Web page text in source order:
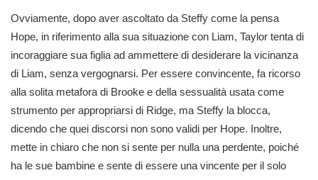
Ovviamente, dopo aver ascoltato da Steffy come la pensa
Hope, in riferimento alla sua situazione con Liam, Taylor tenta di
incoraggiare sua figlia ad ammettere di desiderare la vicinanza
di Liam, senza vergognarsi. Per essere convincente, fa ricorso
alla solita metafora di Brooke e della sessualità usata come
strumento per appropriarsi di Ridge, ma Steffy la blocca,
dicendo che quei discorsi non sono validi per Hope. Inoltre,
mette in chiaro che non si sente per nulla una perdente, poiché
ha le sue bambine e sente di essere una vincente per il solo